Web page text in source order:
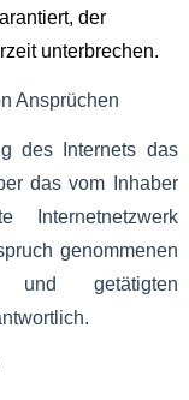
der
unterbrechen.
Ansprüchen
des Internets das
das vom Inhaber
genommenen
und getätigten